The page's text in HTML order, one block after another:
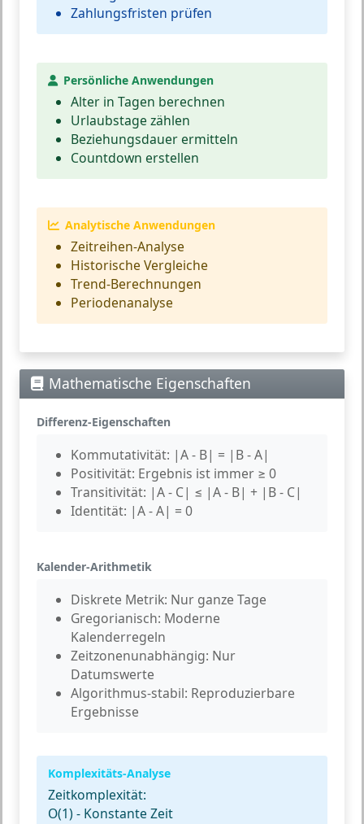
Zahlungsfristen prüfen
Persönliche Anwendungen
Alter in Tagen berechnen
Urlaubstage zählen
Beziehungsdauer ermitteln
Countdown erstellen
Analytische Anwendungen
Zeitreihen-Analyse
Historische Vergleiche
Trend-Berechnungen
Periodenanalyse
Mathematische Eigenschaften
Differenz-Eigenschaften
Kommutativität: |A - B| = |B - A|
Positivität: Ergebnis ist immer ≥ 0
Transitivität: |A - C| ≤ |A - B| + |B - C|
Identität: |A - A| = 0
Kalender-Arithmetik
Diskrete Metrik: Nur ganze Tage
Gregorianisch: Moderne
Kalenderregeln
Zeitzonenunabhängig: Nur
Datumswerte
Algorithmus-stabil: Reproduzierbare
Ergebnisse
Komplexitäts-Analyse
Zeitkomplexität:
O(1) - Konstante Zeit